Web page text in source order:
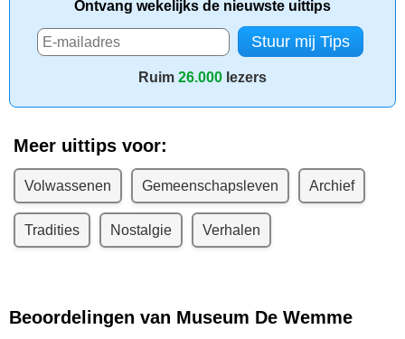
Ontvang wekelijks de nieuwste uittips
Ruim 26.000 lezers
Meer uittips voor:
Volwassenen Gemeenschapsleven Archief
Tradities Nostalgie Verhalen
Beoordelingen van Museum De Wemme